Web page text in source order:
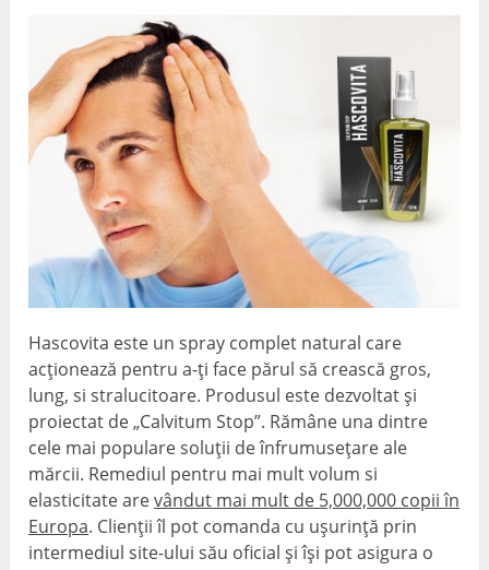
Hascovita este un spray complet natural care
acționează pentru a-ți face părul să crească gros,
lung, si stralucitoare. Produsul este dezvoltat și
proiectat de „Calvitum Stop”. Rămâne una dintre
cele mai populare soluții de înfrumusețare ale
mărcii. Remediul pentru mai mult volum si
elasticitate arevândut mai mult de 5,000,000 copii în
Europa. Clienții îl pot comanda cu ușurință prin
intermediul site-ului său oficial și își pot asigura o